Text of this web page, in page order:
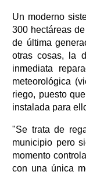
Un moderno
300 hectáreas
de última
otras cosas, la
inmediata
meteorológica
riego, puesto
instalada para
"Se trata de
municipio pero
momento
con una única